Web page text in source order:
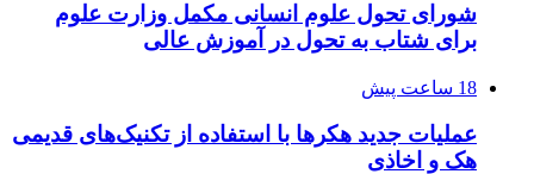
شورای تحول علوم انسانی مکمل وزارت علوم
برای شتاب به تحول در آموزش عالی
18 ساعت پیش
عملیات جدید هکرها با استفاده از تکنیک‌های قدیمی
هک و اخاذی